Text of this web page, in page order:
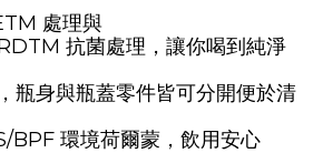
處理與
抗菌處理，讓你喝到純淨
瓶身與瓶蓋零件皆可分開便於清
BPF 環境荷爾蒙，飲用安心